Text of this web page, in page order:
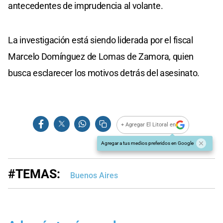
antecedentes de imprudencia al volante.
La investigación está siendo liderada por el fiscal
Marcelo Domínguez de Lomas de Zamora, quien
busca esclarecer los motivos detrás del asesinato.
+ Agregar El Litoral en
Agregar a tus medios preferidos en Google
#TEMAS: Buenos Aires